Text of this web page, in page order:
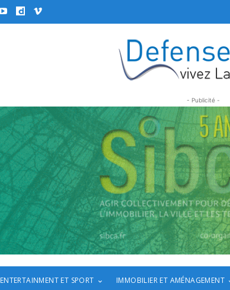
- Publicité -
ENTERTAINMENT ET SPORT IMMOBILIER ET AMÉNAGEMENT